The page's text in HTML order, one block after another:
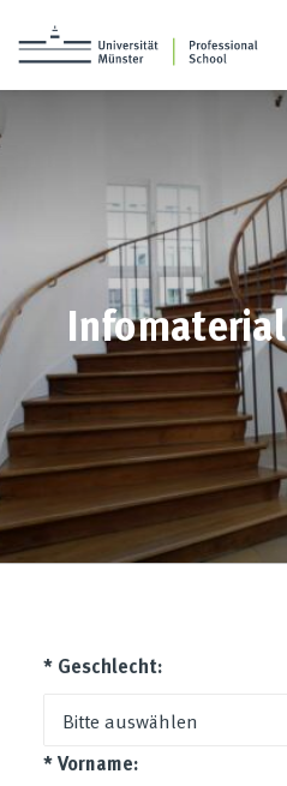
Infomaterial
* Geschlecht:
* Vorname: